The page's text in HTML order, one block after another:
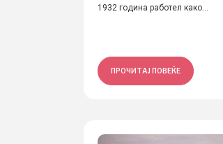
1932 година работел како...
ПРОЧИТАЈ ПОВЕЌЕ